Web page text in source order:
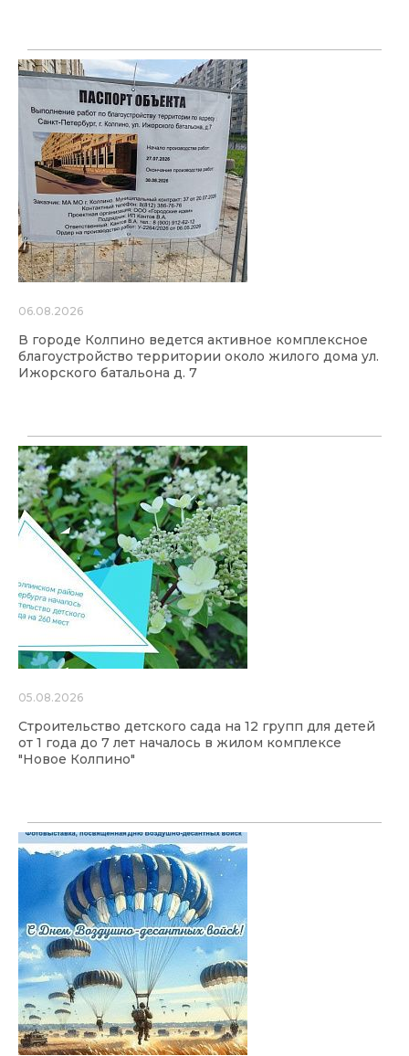
06.08.2026
В городе Колпино ведется активное комплексное
благоустройство территории около жилого дома ул.
Ижорского батальона д. 7
05.08.2026
Строительство детского сада на 12 групп для детей
от 1 года до 7 лет началось в жилом комплексе
"Новое Колпино"